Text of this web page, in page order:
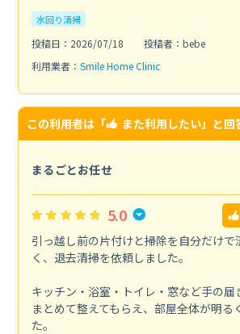
水回り清掃
投稿日：2026/07/18
投稿者：bebe
利用業者： Smile Home Clinic
この利用者は「 また利用したい」と回
まるごとお任せ
5.0
引っ越し前の片付けと掃除を自分だけで
く、退去清掃を依頼しました。
キッチン・浴室・トイレ・窓など手の届
まとめて整えてもらえ、部屋全体が明る
た。